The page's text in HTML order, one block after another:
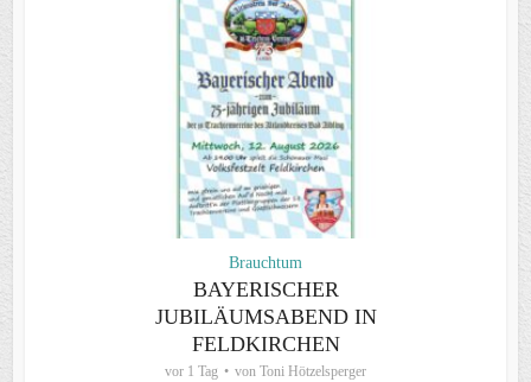
Brauchtum
BAYERISCHER
JUBILÄUMSABEND IN
FELDKIRCHEN
vor 1 Tag von Toni Hötzelsperger